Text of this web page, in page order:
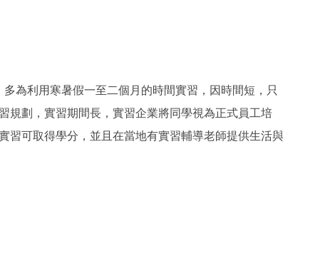
為利用寒暑假一至二個月的時間實習，因時間短，只
規劃，實習期間長，實習企業將同學視為正式員工培
習可取得學分，並且在當地有實習輔導老師提供生活與